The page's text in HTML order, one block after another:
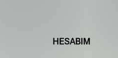
HESABIM